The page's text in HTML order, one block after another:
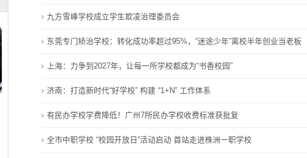
来新变化
康学校建设
怀柔实验学校）2026年体育、科技特长生
来新变化
九方雪峰学校成立学生欺凌治理委员会
东莞专门矫治学校：转化成功率超过95%，“迷途少年”离校半年创业当老板
上海：力争到2027年，让每一所学校都成为“书香校园”
济南：打造新时代“好学校” 构建 “1+N” 工作体系
有民办学校学费降低！广州7所民办学校收费标准获批复
全市中职学校 “校园开放日”活动启动 首站走进株洲一职学校